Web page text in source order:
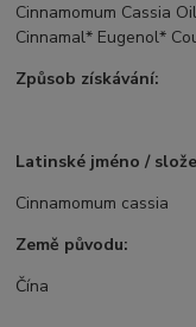
Cinnamomum Cassia
Cinnamal* Eugenol*
Způsob získávání:
Latinské jméno /
Cinnamomum cassia
Země původu:
Čína